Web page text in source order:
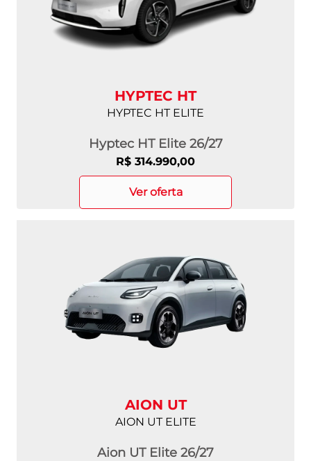
HYPTEC HT
HYPTEC HT ELITE
Hyptec HT Elite 26/27
R$ 314.990,00
ver oferta
AION UT
AION UT ELITE
Aion UT Elite 26/27